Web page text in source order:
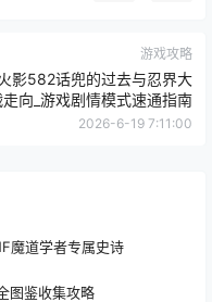
游戏攻略
影582话兜的过去与忍界大
走向_游戏剧情模式速通指南
2026-6-19 7:11:00
魔道学者专属史诗
图鉴收集攻略